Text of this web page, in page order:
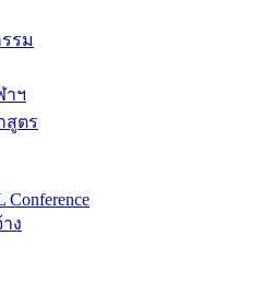
รม
าฯ
สูตร
Conference
ง